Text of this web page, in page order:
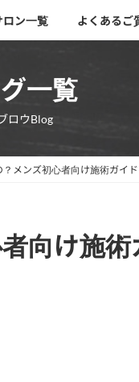
ロン一覧 よくあるご
一覧
ロウBlog
メンズ初心者向け施術ガイド
向け施術